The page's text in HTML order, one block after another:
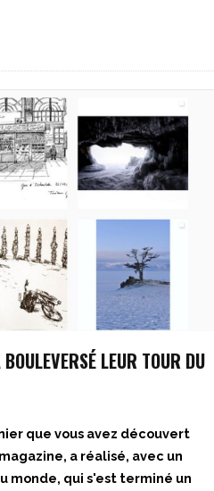
LEUR TOUR DU
que vous avez découvert
a réalisé, avec un
monde, qui s'est terminé un